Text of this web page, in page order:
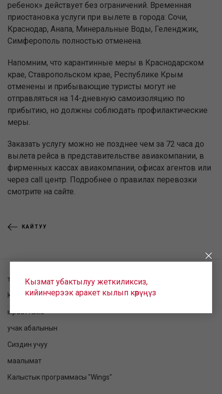
ребенок» действует без ограничений. Временная
приостановка услуги при вылете в города: Сочи,
Краснодар, Анапа, Минеральные Воды, Геленджик,
Симферополь полностью отменена.
Напомним, что карантинные меры в Краснодарском
крае, Ставропольском крае, Республике Крым
отменены и прибывающие туристы могут не
отправляться на 14-дневную самоизоляцию по
прибытию, но должны соблюдать профилактические
меры.
Заказать услугу можно не позднее чем за 72 часа до
вылета рейса в представительстве авиакомпании, в
фирменных кассах авиакомпании, офисах агентов или
через сall центр. Подробнее о правилах перевозки
смотрите на сайте.
КАЙТУУ
Кызмат убактылуу жеткиликсиз,
кийинчерээк аракет кылып көрүңүз
токтому текшерилет
Катталуу
ырааттама
учак абалынын
Сиздин учуу
маалымат
Калыстык программасы "Wings"